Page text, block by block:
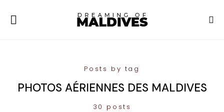
Posts by tag
PHOTOS AÉRIENNES DES MALDIVES
30 posts